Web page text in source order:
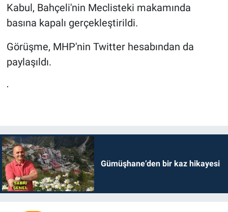
Kabul, Bahçeli'nin Meclisteki makamında
basına kapalı gerçekleştirildi.
Görüşme, MHP'nin Twitter hesabından da
paylaşıldı.
Gümüşhane’den bir kaz hikayesi